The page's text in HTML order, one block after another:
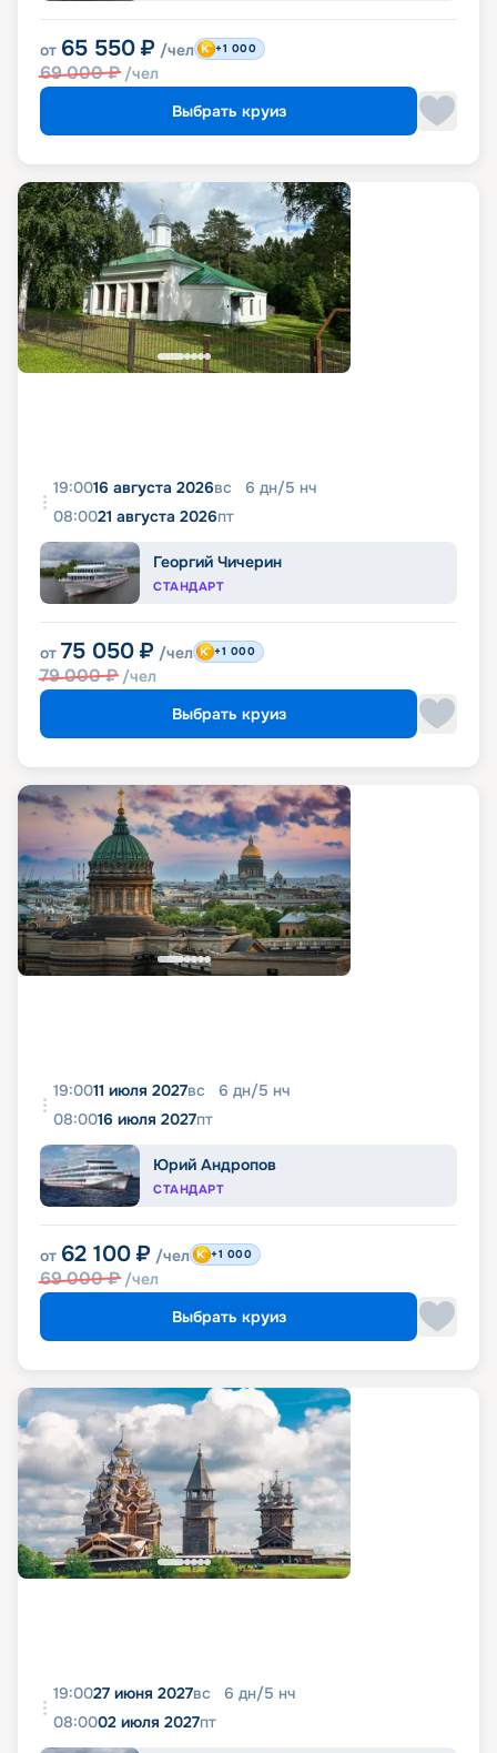
от 65 550 ₽ /чел
69 000₽ /чел
+1 000
Выбрать круиз
19:0016 августа 2026вс 6 дн/5 нч
08:0021 августа 2026пт
Георгий Чичерин
СТАНДАРТ
от 75 050 ₽ /чел
79 000₽ /чел
+1 000
Выбрать круиз
19:0011 июля 2027вс 6 дн/5 нч
08:0016 июля 2027пт
Юрий Андропов
СТАНДАРТ
от 62 100 ₽ /чел
69 000₽ /чел
+1 000
Выбрать круиз
19:0027 июня 2027вс 6 дн/5 нч
08:0002 июля 2027пт